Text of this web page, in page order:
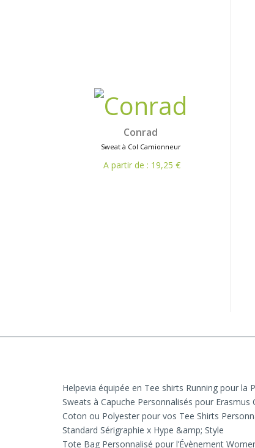
Conrad
Sweat à Col Camionneur
A partir de : 19,25 €
Helpevia équipée en Tee shirts Running pour la
Sweats à Capuche Personnalisés pour Erasmus
Coton ou Polyester pour vos Tee Shirts
Standard Sérigraphie x Hype &amp; Style
Tote Bag Personnalisé pour l’Évènement